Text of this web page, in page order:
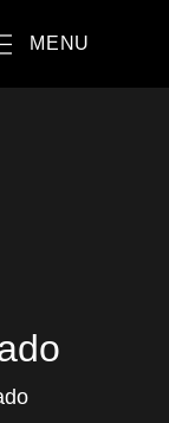
MENU